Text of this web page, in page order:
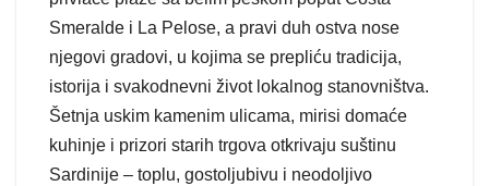
Smeralde i La Pelose, a pravi duh ostva nose
njegovi gradovi, u kojima se prepliću tradicija,
istorija i svakodnevni život lokalnog stanovništva.
Šetnja uskim kamenim ulicama, mirisi domaće
kuhinje i prizori starih trgova otkrivaju suštinu
Sardinije – toplu, gostoljubivu i neodoljivo